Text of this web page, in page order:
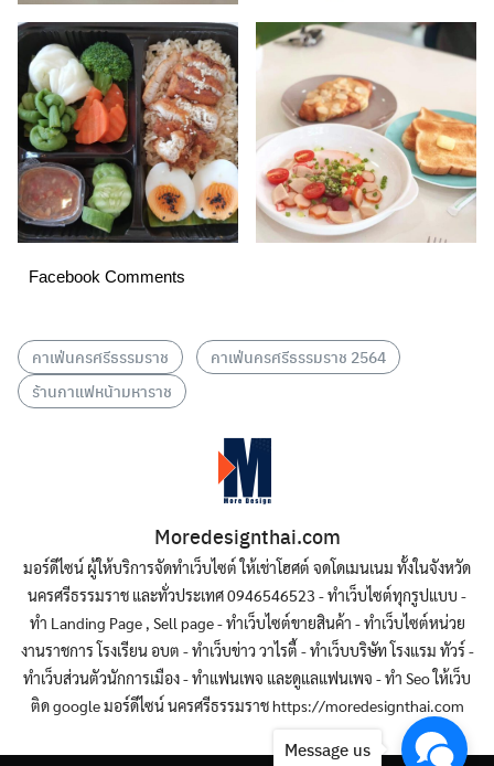
Facebook Comments
คาเฟ่นครศรีธรรมราช
คาเฟ่นครศรีธรรมราช 2564
ร้านกาแฟหน้ามหาราช
Moredesignthai.com
มอร์ดีไซน์ ผู้ให้บริการจัดทำเว็บไซต์ ให้เช่าโฮศต์ จดโดเมนเนม ทั้งในจังหวัด
นครศรีธรรมราช และทั่วประเทศ 0946546523 - ทำเว็บไซต์ทุกรูปแบบ -
ทำ Landing Page , Sell page - ทำเว็บไซต์ขายสินค้า - ทำเว็บไซต์หน่วย
งานราชการ โรงเรียน อบต - ทำเว็บข่าว วาไรตี้ - ทำเว็บบริษัท โรงแรม ทัวร์ -
ทำเว็บส่วนตัวนักการเมือง - ทำแฟนเพจ และดูแลแฟนเพจ - ทำ Seo ให้เว็บ
ติด google มอร์ดีไซน์ นครศรีธรรมราช https://moredesignthai.com
Message us